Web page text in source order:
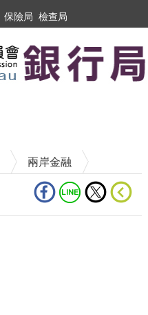
保險局 檢查局
兩岸金融